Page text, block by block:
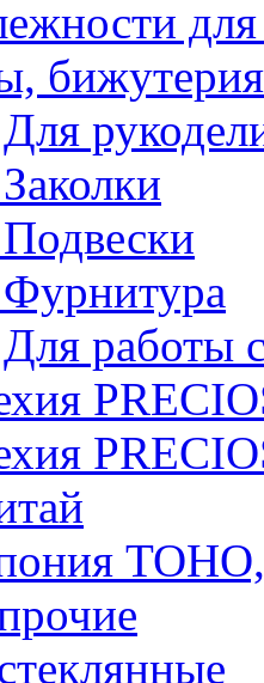
бижутерия
работы